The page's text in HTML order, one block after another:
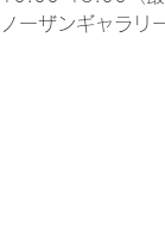
ノーザンギャラリ